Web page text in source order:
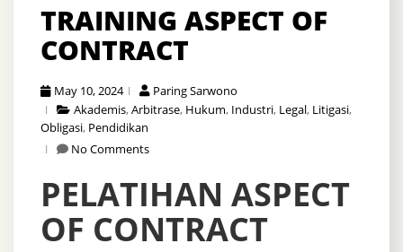
TRAINING ASPECT OF
CONTRACT
May 10, 2024
Paring Sarwono
Akademis,Arbitrase, Hukum, Industri, Legal, Litigasi,
Obligasi, Pendidikan
No Comments
PELATIHAN ASPECT
OF CONTRACT